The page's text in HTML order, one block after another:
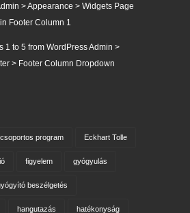
> Appearance > Widgets Page
Footer Column 1
1 to 5 from WordPress Admin >
> Footer Column Dropdown
csoportos program Eckhart Tolle
figyelem gyógyulás
beszélgetés
hangutazás hatékonyság